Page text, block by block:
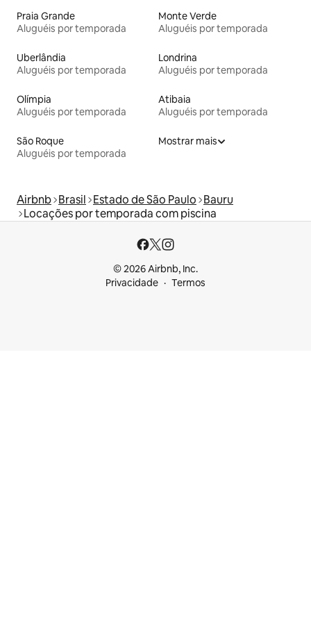
Praia Grande
Aluguéis por temporada
Monte Verde
Aluguéis por temporada
Uberlândia
Aluguéis por temporada
Londrina
Aluguéis por temporada
Olímpia
Aluguéis por temporada
Atibaia
Aluguéis por temporada
São Roque
Aluguéis por temporada
Mostrar mais
Airbnb Brasil Estado de São Paulo Bauru
Locações por temporada com piscina
© 2026 Airbnb, Inc.
Privacidade
Termos